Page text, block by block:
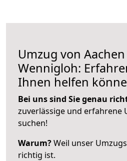
Umzug von
Wennigloh:
Ihnen helfen
Bei uns sind Sie genau
zuverlässige und erfahrene
suchen!
Warum?Weil unser
richtig ist.